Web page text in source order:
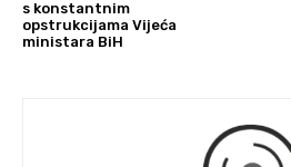
s konstantnim
opstrukcijama Vijeća
ministara BiH